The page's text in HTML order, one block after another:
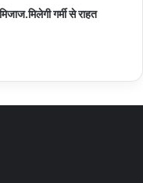
गर्मी से राहत